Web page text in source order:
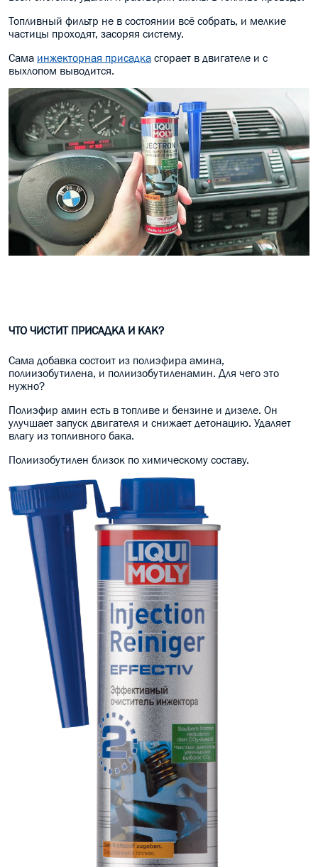
ИНДУСТРИАЛЬНЫЕ МАСЛА
АНТИФРИЗЫ СПЕЦЖИДКОСТИ
АВТО КОСМЕТИКА
МОТО МАСЛА
ВСЕ БРЕНДЫ
Топливный фильтр не в состоянии всё собрать, и мелкие
частицы проходят, засоряя систему.
Сама инжекторная присадка сгорает в двигателе и с
выхлопом выводится.
ЧТО ЧИСТИТ ПРИСАДКА И КАК?
Сама добавка состоит из полиэфира амина,
полиизобутилена, и полиизобутиленамин. Для чего это
нужно?
Полиэфир амин есть в топливе и бензине и дизеле. Он
улучшает запуск двигателя и снижает детонацию. Удаляет
влагу из топливного бака.
Полиизобутилен близок по химическому составу.